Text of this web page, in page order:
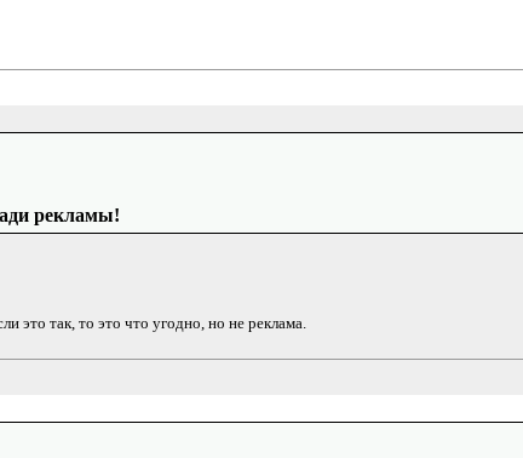
рекламы!
это так, то это что угодно, но не реклама.